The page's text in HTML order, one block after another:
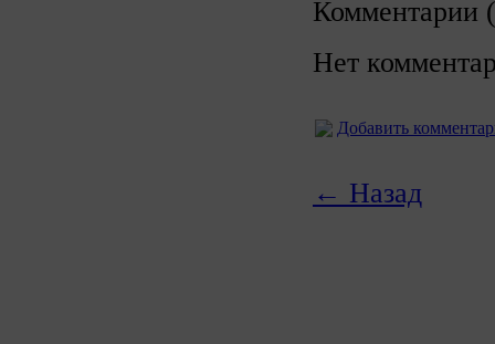
Комментарии
Нет
Добавить
← Назад